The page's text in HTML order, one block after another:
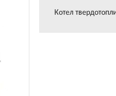
Котел